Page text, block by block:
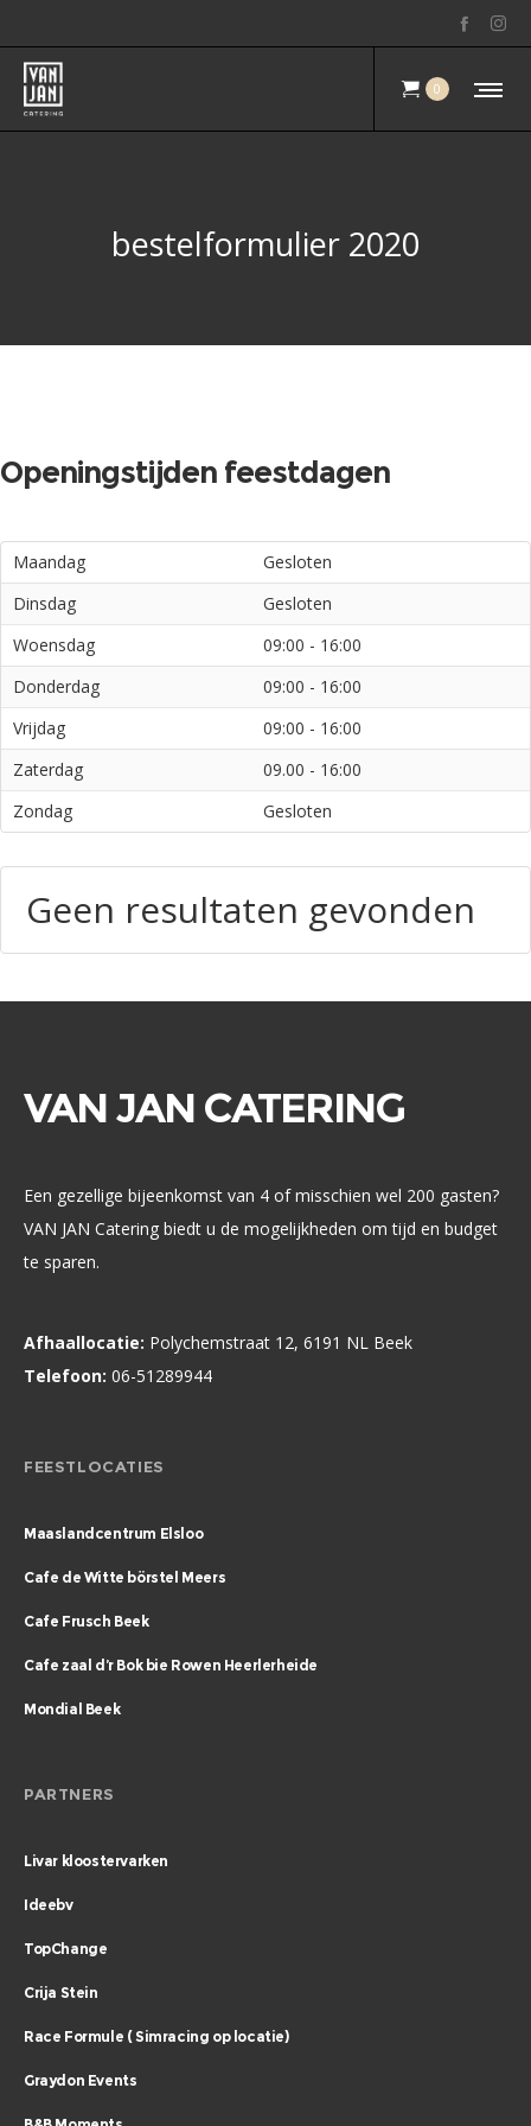
0
bestelformulier 2020
Openingstijden feestdagen
Maandag
Gesloten
Dinsdag
Gesloten
Woensdag
09:00 - 16:00
Donderdag
09:00 - 16:00
Vrijdag
09:00 - 16:00
Zaterdag
09.00 - 16:00
Zondag
Gesloten
Geen resultaten gevonden
VAN JAN CATERING
Een gezellige bijeenkomst van 4 of misschien wel 200 gasten?
VAN JAN Catering biedt u de mogelijkheden om tijd en budget
te sparen.
Afhaallocatie: Polychemstraat 12, 6191 NL Beek
Telefoon: 06-51289944
FEESTLOCATIES
Maaslandcentrum Elsloo
Cafe de Witte börstel Meers
Cafe Frusch Beek
Cafe zaal d’r Bok bie Rowen Heerlerheide
Mondial Beek
PARTNERS
Livar kloostervarken
Ideebv
TopChange
Crija Stein
Race Formule ( Simracing op locatie)
Graydon Events